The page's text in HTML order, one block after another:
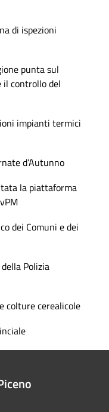
di ispezioni
punta sul
il controllo del
impianti termici
d’Autunno
la piattaforma
dei Comuni e dei
Polizia
colture cerealicole